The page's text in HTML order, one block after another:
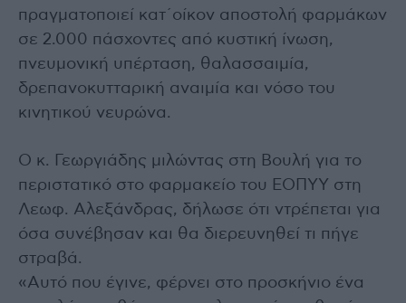
πραγματοποιεί κατ΄οίκον αποστολή φαρμάκων
σε 2.000 πάσχοντες από κυστική ίνωση,
πνευμονική υπέρταση, θαλασσαιμία,
δρεπανοκυτταρική αναιμία και νόσο του
κινητικού νευρώνα.
Ο κ. Γεωργιάδης μιλώντας στη Βουλή για το
περιστατικό στο φαρμακείο του ΕΟΠΥΥ στη
Λεωφ. Αλεξάνδρας, δήλωσε ότι ντρέπεται για
όσα συνέβησαν και θα διερευνηθεί τι πήγε
στραβά.
«Αυτό που έγινε, φέρνει στο προσκήνιο ένα